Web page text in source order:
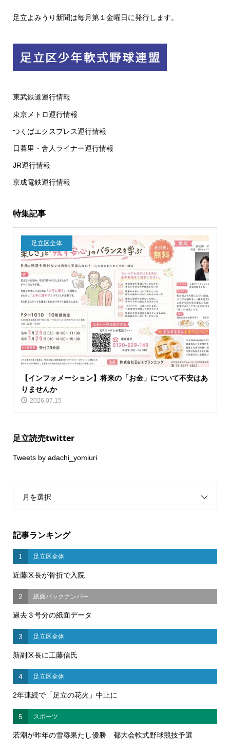
足立よみうり新聞は毎月第１金曜日に発行します。
東武鉄道運行情報
東京メトロ運行情報
つくばエクスプレス運行情報
日暮里・舎人ライナー運行情報
JR運行情報
京成電鉄運行情報
特集記事
足立区全体
【インフォメーション】将来の「お金」について不安はあ
りませんか
2026.07.15
足立読売twitter
Tweets by adachi_yomiuri
月を選択
記事ランキング
1 足立区全体
近藤区長が骨折で入院
2 紙面バックナンバー
過去３号分の紙面データ
3 足立区全体
新副区長に工藤信氏
4 足立区全体
2年連続で「足立の花火」中止に
5 スポーツ
若潮が昨年の雪辱果たし優勝 都大会軟式野球競技予選